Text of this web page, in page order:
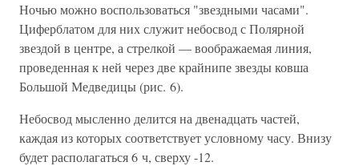
Ночью можно воспользоваться "звездными часами".
Циферблатом для них служит небосвод с Полярной
звездой в центре, а стрелкой — воображаемая линия,
проведенная к ней через две крайнипе звезды ковша
Большой Медведицы (рис. 6).
Небосвод мысленно делится на двенадцать частей,
каждая из которых соответствует условному часу. Внизу
будет располагаться 6 ч, сверху -12.